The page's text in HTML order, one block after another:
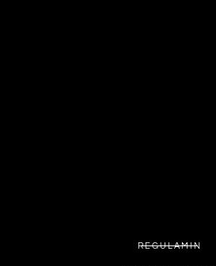
REGULAMIN